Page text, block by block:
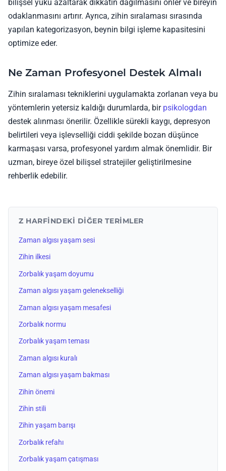
bilişsel yükü azaltarak dikkatin dağılmasını önler ve bireyin
odaklanmasını artırır. Ayrıca, zihin sıralaması sırasında
yapılan kategorizasyon, beynin bilgi işleme kapasitesini
optimize eder.
Ne Zaman Profesyonel Destek Almalı
Zihin sıralaması tekniklerini uygulamakta zorlanan veya bu
yöntemlerin yetersiz kaldığı durumlarda, bir psikologdan
destek alınması önerilir. Özellikle sürekli kaygı, depresyon
belirtileri veya işlevselliği ciddi şekilde bozan düşünce
karmaşası varsa, profesyonel yardım almak önemlidir. Bir
uzman, bireye özel bilişsel stratejiler geliştirilmesine
rehberlik edebilir.
Z HARFINDEKI DIĞER TERIMLER
Zaman algısı yaşam sesi
Zihin ilkesi
Zorbalık yaşam doyumu
Zaman algısı yaşam gelenekselliği
Zaman algısı yaşam mesafesi
Zorbalık normu
Zorbalık yaşam teması
Zaman algısı kuralı
Zaman algısı yaşam bakması
Zihin önemi
Zihin stili
Zihin yaşam barışı
Zorbalık refahı
Zorbalık yaşam çatışması